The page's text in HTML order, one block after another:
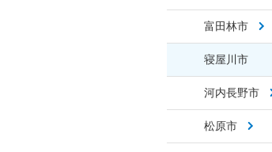
富田林市
寝屋川市
河内長野市
松原市